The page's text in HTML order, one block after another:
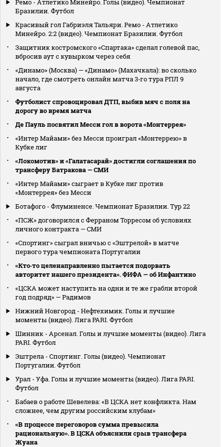
Ремо - Атлетико Минейро. Голы (видео). Чемпионат
Бразилии. Футбол
Красивый гол Габриэля Тальяри. Ремо - Атлетико
Минейро. 2:2 (видео). Чемпионат Бразилии. Футбол
Защитник костромского «Спартака» сделал голевой пас,
вбросив аут с кувырком через себя
«Динамо» (Москва) — «Динамо» (Махачкала): во сколько
начало, где смотреть онлайн матча 3‑го тура РПЛ 9
августа
Футболист спровоцировал ДТП, выбив мяч с поля на
дорогу во время матча
Де Пауль посвятил Месси гол в ворота «Монтеррея»
«Интер Майами» без Месси проиграл «Монтеррею» в
Кубке лиг
«Локомотив» и «Галатасарай» достигли соглашения по
трансферу Батракова — СМИ
«Интер Майами» сыграет в Кубке лиг против
«Монтеррея» без Месси
Ботафого - Флуминенсе. Чемпионат Бразилии. Тур 22
«ПСЖ» договорился с Ферраном Торресом об условиях
личного контракта — СМИ
«Спортинг» сыграл вничью с «Эштрелой» в матче
первого тура чемпионата Португалии
«Кто‑то целенаправленно пытается подорвать
авторитет нашего президента». ФИФА — об Инфантино
«ЦСКА может наступить на одни и те же грабли второй
год подряд» — Радимов
Нижний Новгород - Нефтехимик. Голы и лучшие
моменты (видео). Лига PARI. Футбол
Шинник - Арсенал. Голы и лучшие моменты (видео). Лига
PARI. Футбол
Эштрела - Спортинг. Голы (видео). Чемпионат
Португалии. Футбол
Урал - Уфа. Голы и лучшие моменты (видео). Лига PARI.
Футбол
Бабаев о работе Шевелева: «В ЦСКА нет конфликта. Нам
сложнее, чем другим российским клубам»
«В процессе переговоров сумма превысила
рациональную». В ЦСКА объяснили срыв трансфера
Жуана